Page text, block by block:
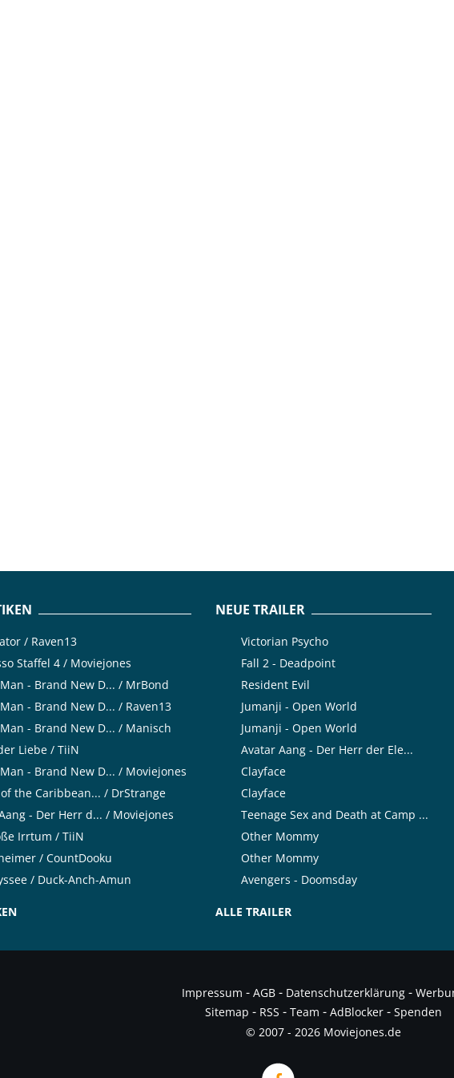
/ Raven13
Staffel 4 / Moviejones
- Brand New D... / MrBond
- Brand New D... / Raven13
- Brand New D... / Manisch
Liebe / TiiN
- Brand New D... / Moviejones
the Caribbean... / DrStrange
- Der Herr d... / Moviejones
Irrtum / TiiN
/ CountDooku
/ Duck-Anch-Amun
NEUE TRAILER
Victorian Psycho
Fall 2 - Deadpoint
Resident Evil
Jumanji - Open World
Jumanji - Open World
Avatar Aang - Der Herr der Ele...
Clayface
Clayface
Teenage Sex and Death at Camp ...
Other Mommy
Other Mommy
Avengers - Doomsday
ALLE TRAILER
Impressum - AGB - Datenschutzerklärung -
Sitemap - RSS - Team - AdBlocker - Spenden
© 2007 - 2026 Moviejones.de